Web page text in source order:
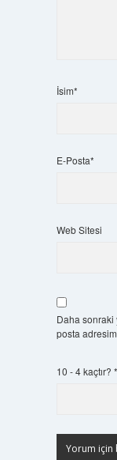
İsim*
E-Posta*
Web Sitesi
Daha sonraki
posta
10 - 4 kaçtır? *